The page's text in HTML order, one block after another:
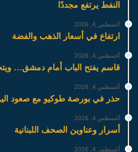
النفط يرتفع مجددًا
أغسطس 4, 2026
ارتفاع في أسعار الذهب والفضة
أغسطس 4, 2026
قاسم يفتح الباب أمام دمشق…
أغسطس 4, 2026
حذر في بورصة طوكيو مع صعود
أغسطس 4, 2026
أسرار وعناوين الصحف اللبنانية
أغسطس 4, 2026